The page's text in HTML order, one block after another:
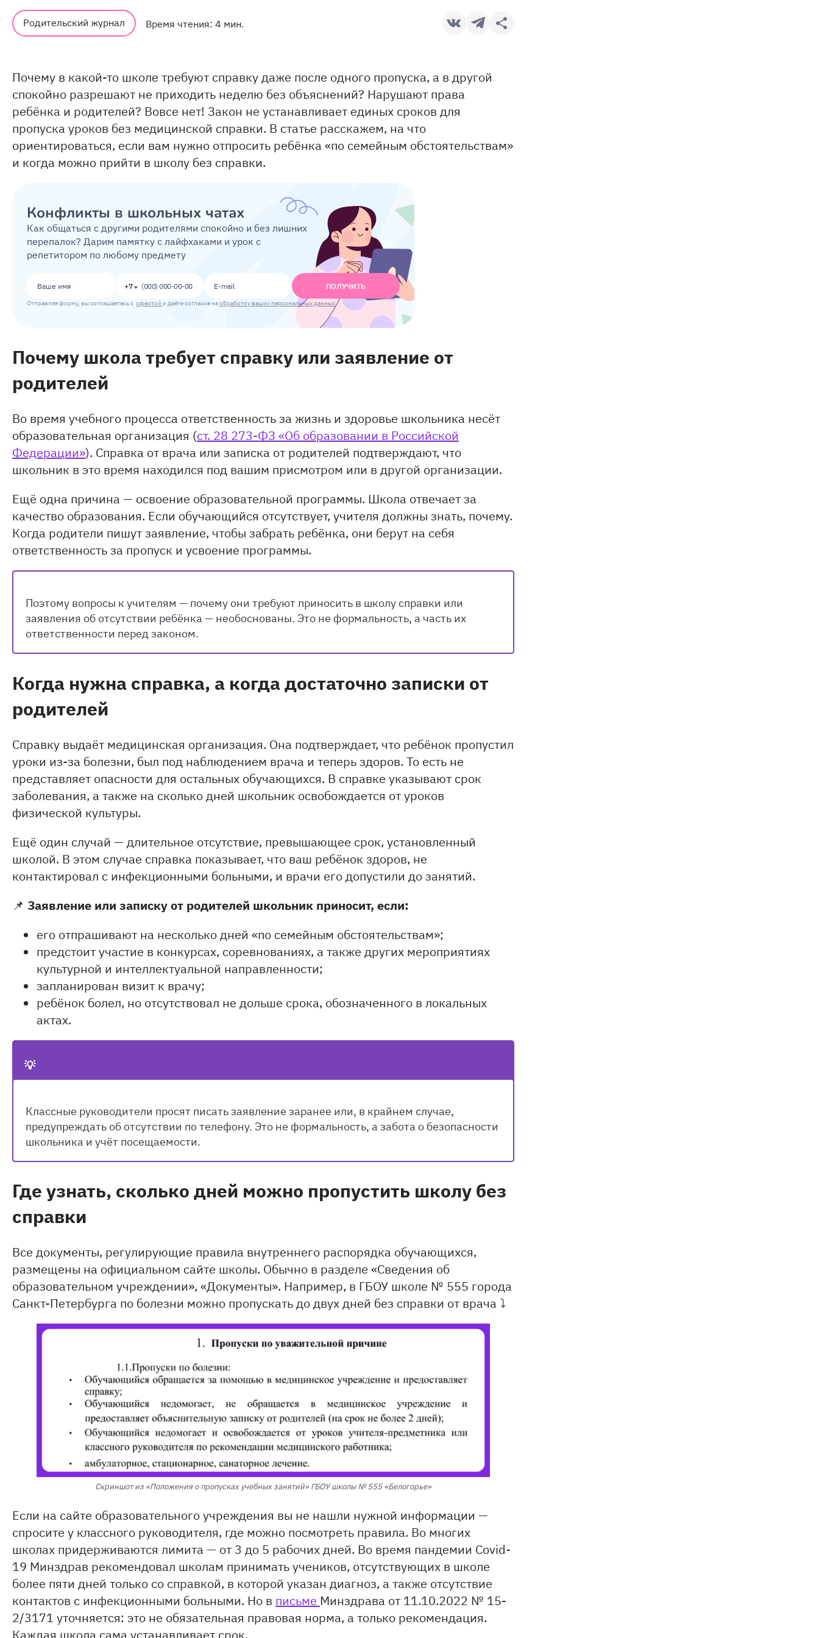
Родительский журнал Время чтения: 4 мин.
Почему в какой-то школе требуют справку даже после одного пропуска, а в другой
спокойно разрешают не приходить неделю без объяснений? Нарушают права
ребёнка и родителей? Вовсе нет! Закон не устанавливает единых сроков для
пропуска уроков без медицинской справки. В статье расскажем, на что
ориентироваться, если вам нужно отпросить ребёнка «по семейным обстоятельствам»
и когда можно прийти в школу без справки.
Конфликты в школьных чатах
Как общаться с другими родителями спокойно и без лишних
перепалок? Дарим памятку с лайфхаками и урок с
репетитором по любому предмету
+7 ПОЛУЧИТЬ
Отправляя форму, вы соглашаетесь с офертой и даёте согласие наобработку ваших персональных данных
Почему школа требует справку или заявление от
родителей
Во время учебного процесса ответственность за жизнь и здоровье школьника несёт
образовательная организация (ст. 28 273-ФЗ «Об образовании в Российской
Федерации»). Справка от врача или записка от родителей подтверждают, что
школьник в это время находился под вашим присмотром или в другой организации.
Ещё одна причина — освоение образовательной программы. Школа отвечает за
качество образования. Если обучающийся отсутствует, учителя должны знать, почему.
Когда родители пишут заявление, чтобы забрать ребёнка, они берут на себя
ответственность за пропуск и усвоение программы.
Поэтому вопросы к учителям — почему они требуют приносить в школу справки или
заявления об отсутствии ребёнка — необоснованы. Это не формальность, а часть их
ответственности перед законом.
Когда нужна справка, а когда достаточно записки от
родителей
Справку выдаёт медицинская организация. Она подтверждает, что ребёнок пропустил
уроки из-за болезни, был под наблюдением врача и теперь здоров. То есть не
представляет опасности для остальных обучающихся. В справке указывают срок
заболевания, а также на сколько дней школьник освобождается от уроков
физической культуры.
Ещё один случай — длительное отсутствие, превышающее срок, установленный
школой. В этом случае справка показывает, что ваш ребёнок здоров, не
контактировал с инфекционными больными, и врачи его допустили до занятий.
📌 Заявление или записку от родителей школьник приносит, если:
его отпрашивают на несколько дней «по семейным обстоятельствам»;
предстоит участие в конкурсах, соревнованиях, а также других мероприятиях
культурной и интеллектуальной направленности;
запланирован визит к врачу;
ребёнок болел, но отсутствовал не дольше срока, обозначенного в локальных
актах.
💡
Классные руководители просят писать заявление заранее или, в крайнем случае,
предупреждать об отсутствии по телефону. Это не формальность, а забота о безопасности
школьника и учёт посещаемости.
Где узнать, сколько дней можно пропустить школу без
справки
Все документы, регулирующие правила внутреннего распорядка обучающихся,
размещены на официальном сайте школы. Обычно в разделе «Сведения об
образовательном учреждении», «Документы». Например, в ГБОУ школе № 555 города
Санкт-Петербурга по болезни можно пропускать до двух дней без справки от врача ⤵
Скриншот из «Положения о пропусках учебных занятий» ГБОУ школы № 555 «Белогорье»
Если на сайте образовательного учреждения вы не нашли нужной информации —
спросите у классного руководителя, где можно посмотреть правила. Во многих
школах придерживаются лимита — от 3 до 5 рабочих дней. Во время пандемии Covid-
19 Минздрав рекомендовал школам принимать учеников, отсутствующих в школе
более пяти дней только со справкой, в которой указан диагноз, а также отсутствие
контактов с инфекционными больными. Но в письме Минздрава от 11.10.2022 № 15-
2/3171 уточняется: это не обязательная правовая норма, а только рекомендация.
Каждая школа сама устанавливает срок.